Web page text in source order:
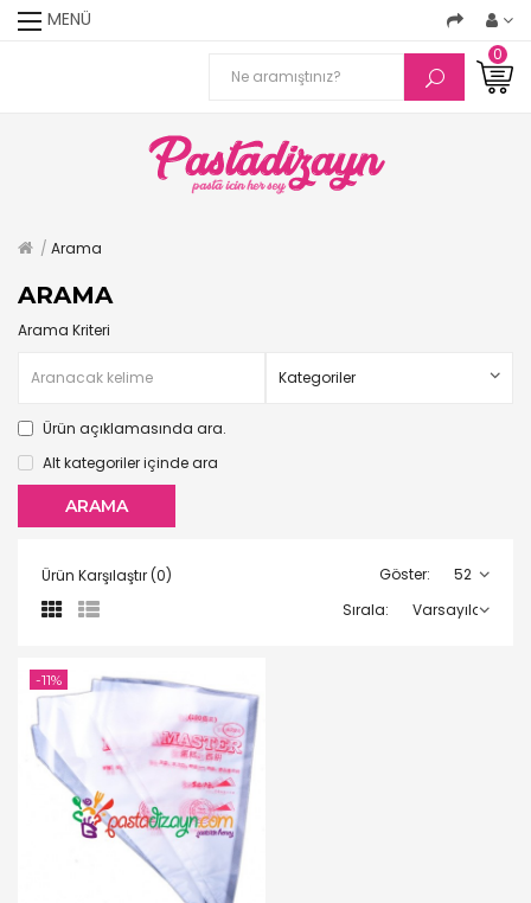
MENÜ
0
Arama
ARAMA
Arama Kriteri
Ürün açıklamasında ara.
Alt kategoriler içinde ara
Ürün Karşılaştır (0)
Göster:
Sırala:
-11%